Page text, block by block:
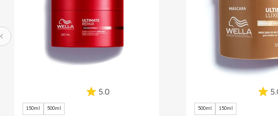
5.0
150ml 500ml 500ml 150ml